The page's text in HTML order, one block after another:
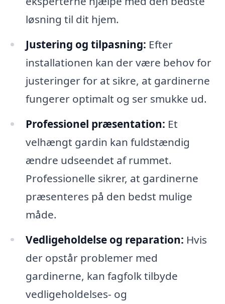
løsning til dit hjem.
Justering og tilpasning: Efter
installationen kan der være behov for
justeringer for at sikre, at gardinerne
fungerer optimalt og ser smukke ud.
Professionel præsentation: Et
velhængt gardin kan fuldstændig
ændre udseendet af rummet.
Professionelle sikrer, at gardinerne
præsenteres på den bedst mulige
måde.
Vedligeholdelse og reparation: Hvis
der opstår problemer med
gardinerne, kan fagfolk tilbyde
vedligeholdelses- og